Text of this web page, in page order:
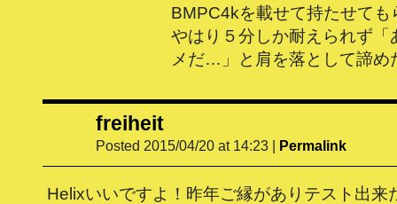
BMPC4kを載せて持たせても
やはり５分しか耐えられず「
メだ…」と肩を落として諦め
freiheit
Posted 2015/04/20 at 14:23 | Permalink
Helixいいですよ！昨年ご縁がありテスト出来